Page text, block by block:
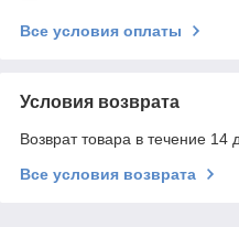
Все условия оплаты
Условия возврата
Возврат товара в течение 14
Все условия возврата